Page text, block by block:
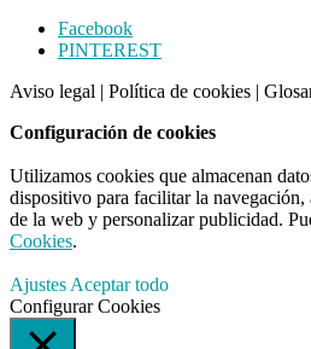
Footer
CTA
Facebook
PINTEREST
Aviso legal | Política de cookies |
Configuración de cookies
Utilizamos cookies que almacenan
dispositivo para facilitar la navegación,
de la web y personalizar publicidad.
Cookies.
Ajustes Aceptar todo
Configurar Cookies